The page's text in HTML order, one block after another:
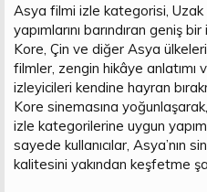
Asya filmi izle kategorisi, Uzak
yapımlarını barındıran geniş
Kore, Çin ve diğer Asya
filmler, zengin hikâye anlatımı
izleyicileri kendine hayran
Kore sinemasına
izle kategorilerine uygun
sayede kullanıcılar, Asya’nın
kalitesini yakından keşfetme